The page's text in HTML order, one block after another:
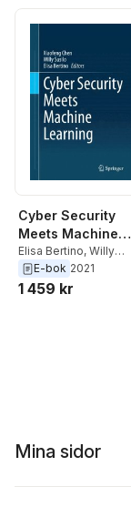
Cyber Security
Meets Machine
Learning
Elisa Bertino, Willy
Susilo,Xiaofeng Chen
E-bok 2021
1 459 kr
Mina sidor